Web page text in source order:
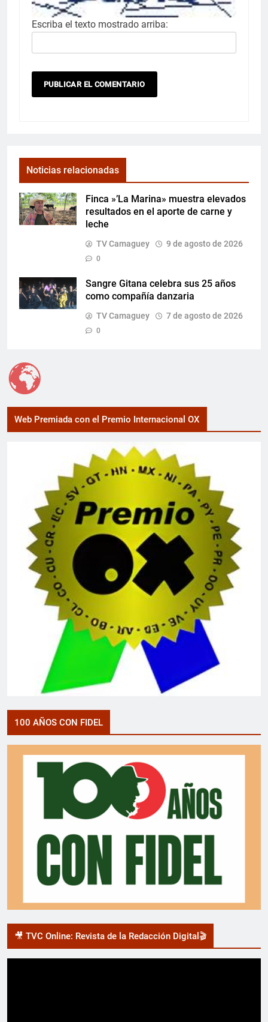
Escriba el texto mostrado arriba:
Noticias relacionadas
Finca »’La Marina» muestra elevados
resultados en el aporte de carne y
leche
TV Camaguey 9 de agosto de 2026
0
Sangre Gitana celebra sus 25 años
como compañía danzaria
TV Camaguey 7 de agosto de 2026
0
Web Premiada con el Premio Internacional OX
100 AÑOS CON FIDEL
🎥 TVC Online: Revista de la Redacción Digital🎬